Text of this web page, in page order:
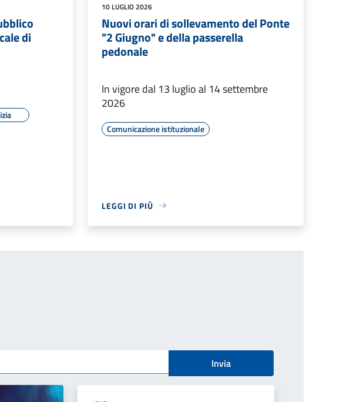
di
10 LUGLIO 2026
Nuovi orari di sollevamento del Ponte
"2 Giugno" e della passerella
pedonale
In vigore dal 13 luglio al 14 settembre
2026
Comunicazione istituzionale
LEGGI DI PIÙ
Invia